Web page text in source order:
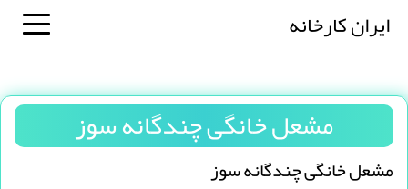
ایران کارخانه
مشعل خانگی چندگانه سوز
مشعل خانگی چندگانه سوز